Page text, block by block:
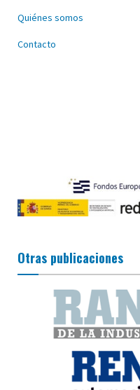
Quiénes somos
Contacto
Otras publicaciones